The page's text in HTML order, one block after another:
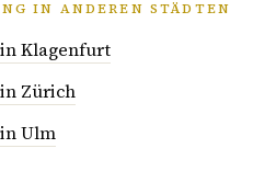
IN ANDEREN STÄDTEN
Klagenfurt
Zürich
Ulm